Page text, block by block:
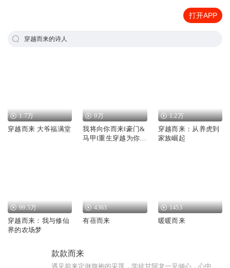
打开APP
穿越而来的诗人
1.7万
穿越而来 大爷福满堂
9万
我将向你而来‖豪门&
马甲‖重生穿越为你而
1.2万
穿越而来：从养虎到
家族崛起
99.5万
穿越而来：我与修仙
界的农场梦
4363
有蓓而来
1453
暖暖而来
款款而来